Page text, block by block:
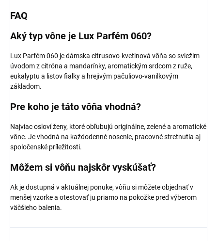
FAQ
Aký typ vône je Lux Parfém 060?
Lux Parfém 060 je dámska citrusovo-kvetinová vôňa so sviežim
úvodom z citróna a mandarínky, aromatickým srdcom z ruže,
eukalyptu a listov fialky a hrejivým pačuliovo-vanilkovým
základom.
Pre koho je táto vôňa vhodná?
Najviac osloví ženy, ktoré obľubujú originálne, zelené a aromatické
vône. Je vhodná na každodenné nosenie, pracovné stretnutia aj
spoločenské príležitosti.
Môžem si vôňu najskôr vyskúšať?
Ak je dostupná v aktuálnej ponuke, vôňu si môžete objednať v
menšej vzorke a otestovať ju priamo na pokožke pred výberom
väčšieho balenia.